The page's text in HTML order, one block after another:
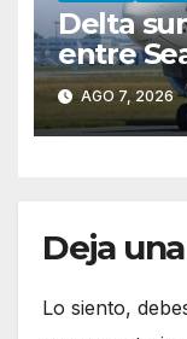
Delta
entre
desde
AGO 7, 2026
Deja
Lo siento,